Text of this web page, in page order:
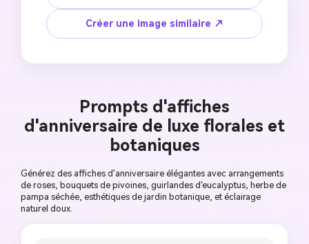
fleurs fraîches. Arche de ballons encadre le
haut de l'affiche dans des couleurs assorties.
Un enfant ravi de [AGE] ans avec traits du
[OUTFIT], expression heureuse. Visage s'étend
esthétique de décoration de fête, ambiance
photographie d'événement de luxe,
composition de couverture de magazine, sans
Créer une image similaire ↗
Prompts d'affiches
d'anniversaire de luxe florales et
botaniques
Générez des affiches d'anniversaire élégantes avec arrangements
de roses, bouquets de pivoines, guirlandes d'eucalyptus, herbe de
pampa séchée, esthétiques de jardin botanique, et éclairage
naturel doux.